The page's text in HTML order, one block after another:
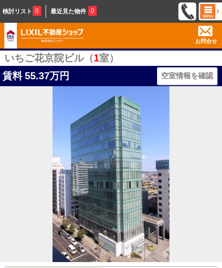
検討リスト 0 最近見た物件 0
お問合せ
いちご花京院ビル（1室）
賃料 55.37万円 空室情報を確認